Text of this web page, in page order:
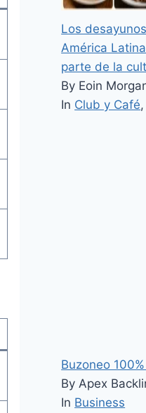
Los
América
parte de la
By Eoin
In Club y Café,
Buzoneo
By Apex
In Business